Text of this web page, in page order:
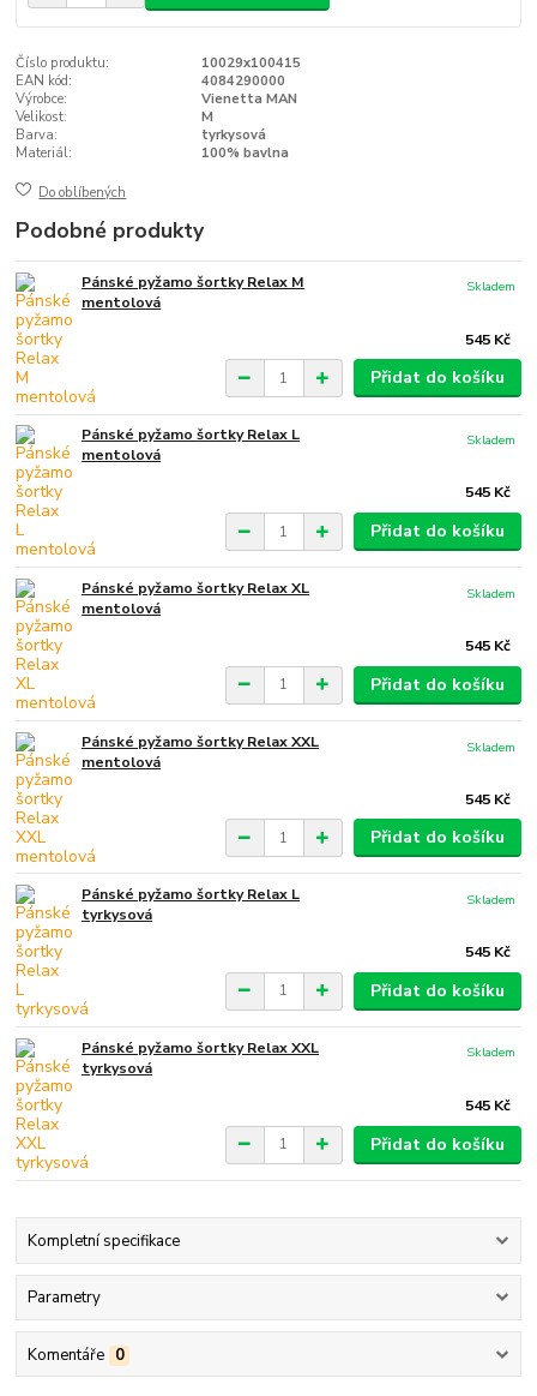
Číslo produktu:
10029x100415
EAN kód:
4084290000
Výrobce:
Vienetta MAN
Velikost:
M
Barva:
tyrkysová
Materiál:
100% bavlna
Do oblíbených
Podobné produkty
Pánské pyžamo šortky Relax M
mentolová
545 Kč
Skladem
Přidat do košíku
Pánské pyžamo šortky Relax L
mentolová
545 Kč
Skladem
Přidat do košíku
Pánské pyžamo šortky Relax XL
mentolová
545 Kč
Skladem
Přidat do košíku
Pánské pyžamo šortky Relax XXL
mentolová
545 Kč
Skladem
Přidat do košíku
Pánské pyžamo šortky Relax L
tyrkysová
545 Kč
Skladem
Přidat do košíku
Pánské pyžamo šortky Relax XXL
tyrkysová
545 Kč
Skladem
Přidat do košíku
Kompletní specifikace
Parametry
Komentáře 0